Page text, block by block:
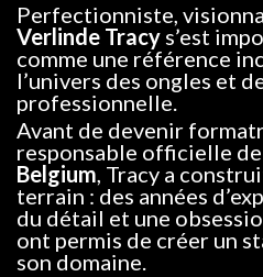
Perfectionniste,
Verlinde Tracy s’est
comme une référence
l’univers des ongles et
professionnelle.
Avant de devenir
responsable officielle de
Belgium, Tracy a
terrain : des années
du détail et une
ont permis de créer un
son domaine.